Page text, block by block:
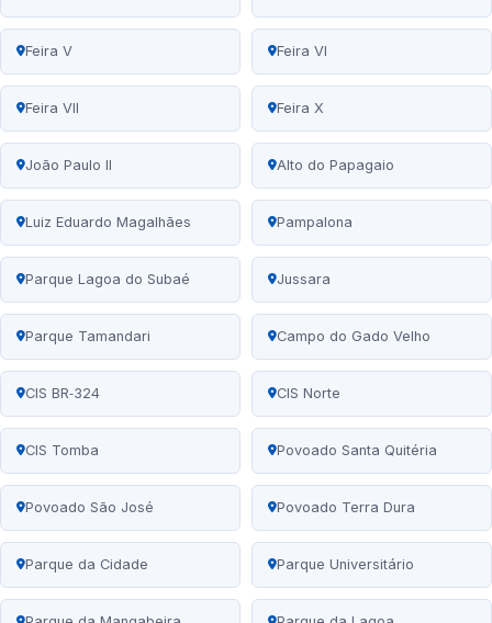
Feira V Feira VI
Feira VII Feira X
João Paulo II Alto do Papagaio
Luiz Eduardo Magalhães Pampalona
Parque Lagoa do Subaé Jussara
Parque Tamandari Campo do Gado Velho
CIS BR‑324 CIS Norte
CIS Tomba Povoado Santa Quitéria
Povoado São José Povoado Terra Dura
Parque da Cidade Parque Universitário